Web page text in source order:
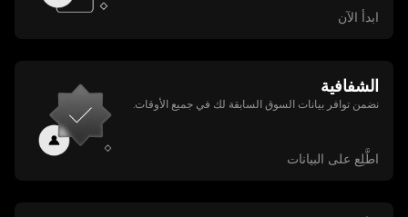
ابدأ الآن
الشفافية
نضمن توافر بيانات السوق السابقة لك في جميع الأوقات.
اطَّلِع على البيانات